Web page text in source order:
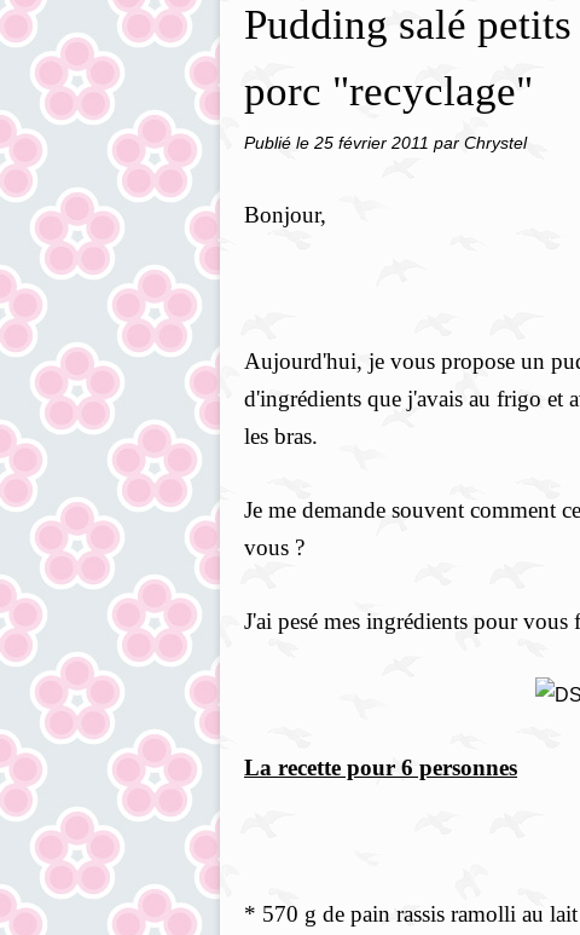
Pudding salé
porc "recyclage"
Publié le 25 février 2011 par Chrystel
Bonjour,
Aujourd'hui, je vous propose un
d'ingrédients que j'avais au frigo et
les bras.
Je me demande souvent comment
vous ?
J'ai pesé mes ingrédients pour
La recette pour 6 personnes
* 570 g de pain rassis ramolli au